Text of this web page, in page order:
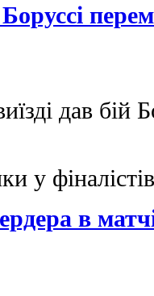
Боруссі
дав бій
у
в